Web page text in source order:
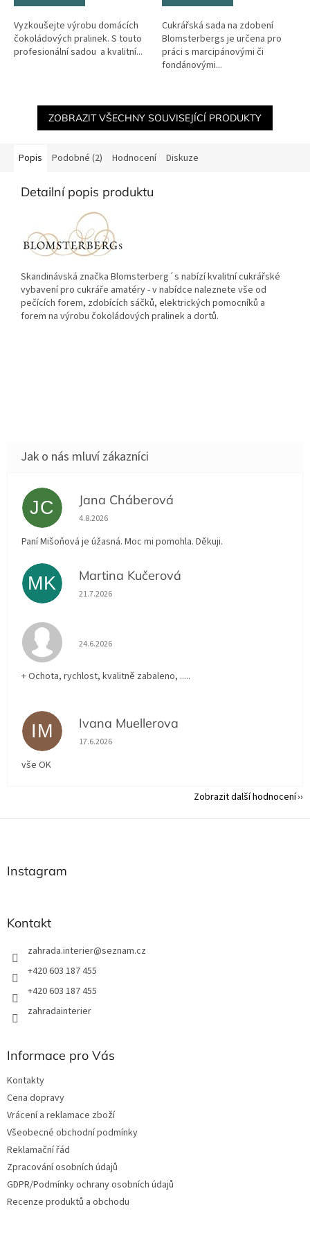
Vyzkoušejte výrobu domácích
čokoládových pralinek. S touto
profesionální sadou a kvalitní...
Cukrářská sada na zdobení
Blomsterbergs je určena pro
práci s marcipánovými či
fondánovými...
ZOBRAZIT VŠECHNY SOUVISEJÍCÍ PRODUKTY
Popis Podobné (2) Hodnocení Diskuze
Detailní popis produktu
Skandinávská značka Blomsterberg´s nabízí kvalitní cukrářské
vybavení pro cukráře amatéry - v nabídce naleznete vše od
pečících forem, zdobících sáčků, elektrických pomocníků a
forem na výrobu čokoládových pralinek a dortů.
JC Jana Cháberová
Hodnocení obchodu je 5 z 5 hvězdiček.
4.8.2026
Paní Mišoňová je úžasná. Moc mi pomohla. Děkuji.
MK Martina Kučerová
Hodnocení obchodu je 5 z 5 hvězdiček.
21.7.2026
Hodnocení obchodu je 5 z 5 hvězdiček.
24.6.2026
+ Ochota, rychlost, kvalitně zabaleno, .....
IM Ivana Muellerova
Hodnocení obchodu je 5 z 5 hvězdiček.
17.6.2026
vše OK
Zobrazit další hodnocení
Z
Instagram
Kontakt
zahrada.interier@seznam.cz
+420 603 187 455
+420 603 187 455
zahradainterier
Informace pro Vás
Kontakty
Cena dopravy
Vrácení a reklamace zboží
Všeobecné obchodní podmínky
Reklamační řád
Zpracování osobních údajů
GDPR/Podmínky ochrany osobních údajů
Recenze produktů a obchodu